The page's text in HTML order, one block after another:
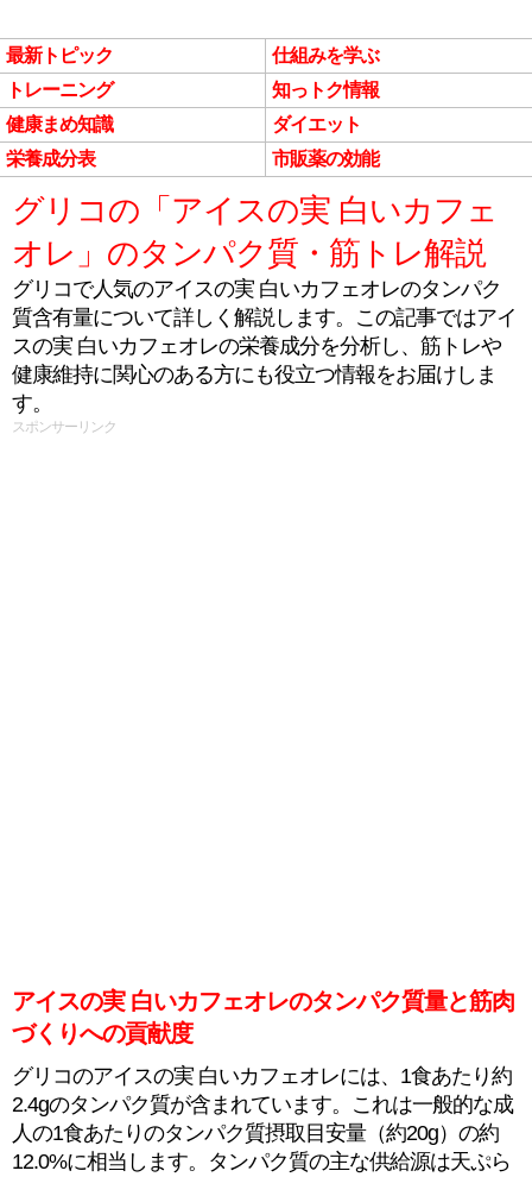
最新トピック
仕組みを学ぶ
トレーニング
知っトク情報
健康まめ知識
ダイエット
栄養成分表
市販薬の効能
グリコの「アイスの実 白いカフェ
オレ」のタンパク質・筋トレ解説
グリコで人気のアイスの実 白いカフェオレのタンパク
質含有量について詳しく解説します。この記事ではアイ
スの実 白いカフェオレの栄養成分を分析し、筋トレや
健康維持に関心のある方にも役立つ情報をお届けしま
す。
スポンサーリンク
アイスの実 白いカフェオレのタンパク質量と筋肉
づくりへの貢献度
グリコのアイスの実 白いカフェオレには、1食あたり約
2.4gのタンパク質が含まれています。これは一般的な成
人の1食あたりのタンパク質摂取目安量（約20g）の約
12.0%に相当します。タンパク質の主な供給源は天ぷら